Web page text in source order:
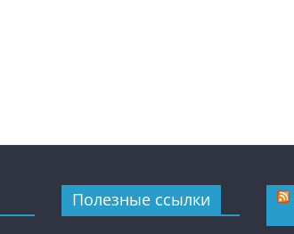
Полезные ссылки